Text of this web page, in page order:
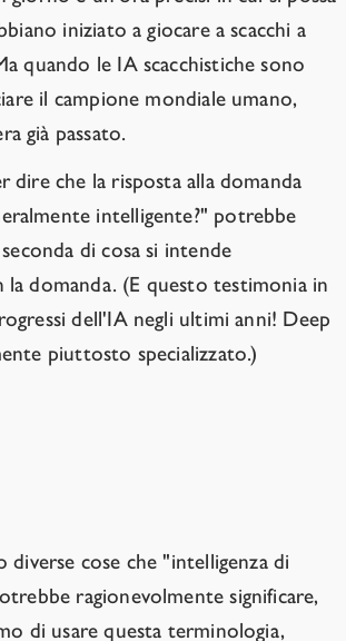
iniziato a giocare a scacchi a
quando le IA scacchistiche sono
il campione mondiale umano,
già passato.
dire che la risposta alla domanda
intelligente?" potrebbe
di cosa si intende
la domanda. (E questo testimonia in
dell'IA negli ultimi anni! Deep
piuttosto specializzato.)
diverse cose che "intelligenza di
ragionevolmente significare,
di usare questa terminologia,